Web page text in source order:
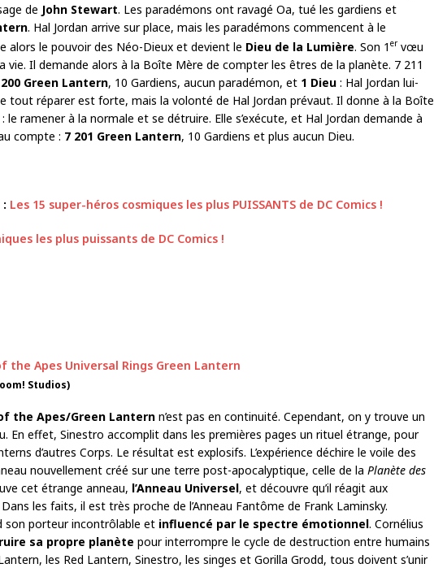
de John Stewart. Les paradémons ont ravagé Oa, tué les gardiens et
. Hal Jordan arrive sur place, mais les paradémons commencent à le
alors le pouvoir des Néo-Dieux et devient le Dieu de la Lumière. Son 1 ervœu
vie. Il demande alors à la Boîte Mère de compter les êtres de la planète. 7 211
Green Lantern, 10 Gardiens, aucun paradémon, et 1 Dieu : Hal Jordan lui-
tout réparer est forte, mais la volonté de Hal Jordan prévaut. Il donne à la Boîte
le ramener à la normale et se détruire. Elle s’exécute, et Hal Jordan demande à
compte : 7 201 Green Lantern, 10 Gardiens et plus aucun Dieu.
: Les 15 super-héros cosmiques les plus PUISSANTS de DC Comics !
Studios)
the Apes/Green Lantern n’est pas en continuité. Cependant, on y trouve un
En effet, Sinestro accomplit dans les premières pages un rituel étrange, pour
d’autres Corps. Le résultat est explosifs. L’expérience déchire le voile des
nouvellement créé sur une terre post-apocalyptique, celle de la Planète des
cet étrange anneau, l’Anneau Universel, et découvre qu’il réagit aux
les faits, il est très proche de l’Anneau Fantôme de Frank Laminsky.
son porteur incontrôlable et influencé par le spectre émotionnel. Cornélius
sa propre planète pour interrompre le cycle de destruction entre humains
les Red Lantern, Sinestro, les singes et Gorilla Grodd, tous doivent s’unir